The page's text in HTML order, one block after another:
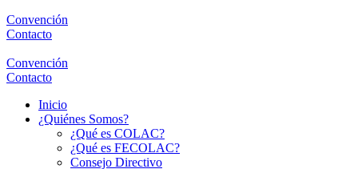
Convención
Contacto
Convención
Contacto
Inicio
¿Quiénes Somos?
¿Qué es COLAC?
¿Qué es FECOLAC?
Consejo Directivo